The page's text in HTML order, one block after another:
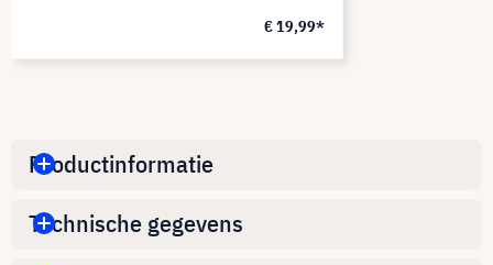
€ 19,99*
Productinformatie
Technische gegevens